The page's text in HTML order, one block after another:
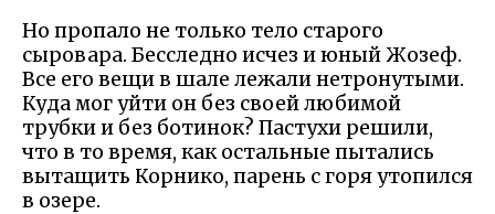
Но пропало не только тело старого
сыровара. Бесследно исчез и юный Жозеф.
Все его вещи в шале лежали нетронутыми.
Куда мог уйти он без своей любимой
трубки и без ботинок? Пастухи решили,
что в то время, как остальные пытались
вытащить Корнико, парень с горя утопился
в озере.